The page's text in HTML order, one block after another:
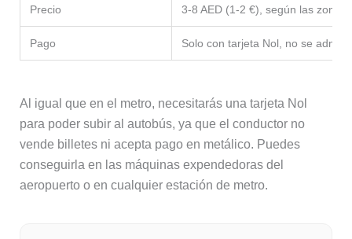
Precio 3-8 AED (1-2 €), según las zonas
Pago Solo con tarjeta Nol, no se
Al igual que en el metro, necesitarás una tarjeta Nol
para poder subir al autobús, ya que el conductor no
vende billetes ni acepta pago en metálico. Puedes
conseguirla en las máquinas expendedoras del
aeropuerto o en cualquier estación de metro.